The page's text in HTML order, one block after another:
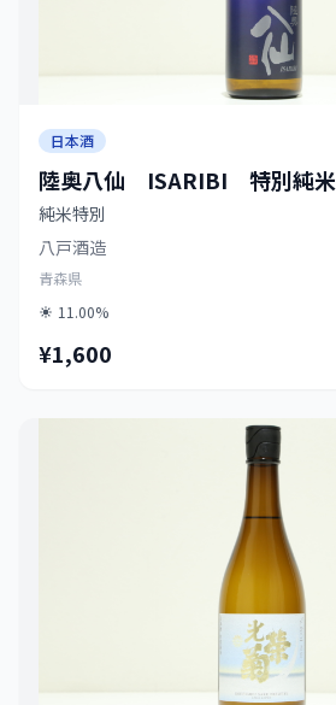
日本酒
陸奥八仙 ISARIBI 特別純米
純米特別
八戸酒造
青森県
11.00%
¥1,600